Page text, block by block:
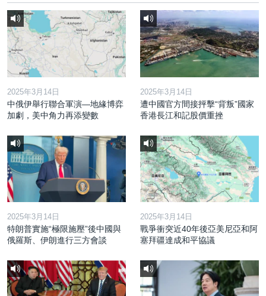
美國透視
建國史話
廣播節目表
其他語言網站
2025年3月14日
中俄伊舉行聯合軍演—地緣博弈
加劇，美中角力再添變數
2025年3月14日
遭中國官方間接抨擊“背叛”國家
香港長江和記股價重挫
2025年3月14日
特朗普實施“極限施壓”後中國與
俄羅斯、伊朗進行三方會談
2025年3月14日
戰爭衝突近40年後亞美尼亞和阿
塞拜疆達成和平協議